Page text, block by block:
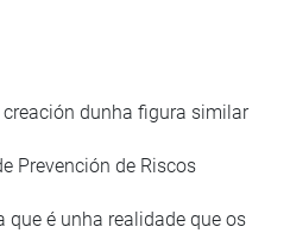
dunha figura similar
Prevención de Riscos
que é unha realidade que os